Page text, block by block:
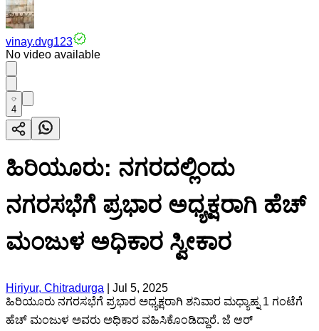
vinay.dvg123
No video available
4
ಹಿರಿಯೂರು: ನಗರದಲ್ಲಿಂದು
ನಗರಸಭೆಗೆ ಪ್ರಭಾರ ಅಧ್ಯಕ್ಷರಾಗಿ ಹೆಚ್
ಮಂಜುಳ ಅಧಿಕಾರ ಸ್ವೀಕಾರ
Hiriyur, Chitradurga
Jul 5, 2025
ಹಿರಿಯೂರು ನಗರಸಭೆಗೆ ಪ್ರಭಾರ ಅಧ್ಯಕ್ಷರಾಗಿ ಶನಿವಾರ ಮಧ್ಯಾಹ್ನ 1 ಗಂಟೆಗೆ
ಹೆಚ್ ಮಂಜುಳ ಅವರು ಅಧಿಕಾರ ವಹಿಸಿಕೊಂಡಿದ್ದಾರೆ. ಜೆ ಆರ್